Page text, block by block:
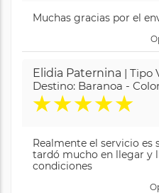
Muchas gracias por el
Elidia Paternina | Tipo
Destino: Baranoa -
★★★★★
Realmente el servicio es
tardó mucho en llegar y
condiciones